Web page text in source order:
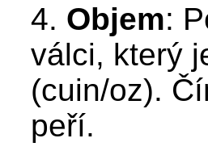
4. Objem:
válci, který
(cuin/oz).
peří.